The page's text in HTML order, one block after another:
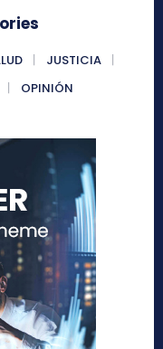
JUSTICIA
OPINIÓN